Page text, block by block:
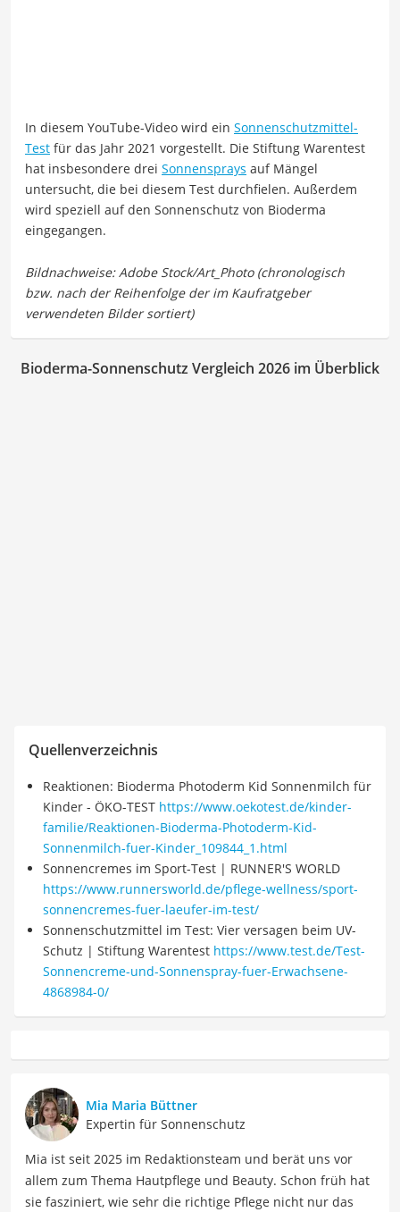
In diesem YouTube-Video wird ein Sonnenschutzmittel-
Test für das Jahr 2021 vorgestellt. Die Stiftung Warentest
hat insbesondere drei Sonnensprays auf Mängel
untersucht, die bei diesem Test durchfielen. Außerdem
wird speziell auf den Sonnenschutz von Bioderma
eingegangen.
Bioderma-Sonnenschutz Vergleich 2026 im Überblick
Quellenverzeichnis
Reaktionen: Bioderma Photoderm Kid Sonnenmilch für
Kinder - ÖKO-TEST https://www.oekotest.de/kinder-
familie/Reaktionen-Bioderma-Photoderm-Kid-
Sonnenmilch-fuer-Kinder_109844_1.html
Sonnencremes im Sport-Test | RUNNER'S WORLD
https://www.runnersworld.de/pflege-wellness/sport-
sonnencremes-fuer-laeufer-im-test/
Sonnenschutzmittel im Test: Vier versagen beim UV-
Schutz | Stiftung Warentest https://www.test.de/Test-
Sonnencreme-und-Sonnenspray-fuer-Erwachsene-
4868984-0/
Mia Maria Büttner
Expertin für Sonnenschutz
Mia ist seit 2025 im Redaktionsteam und berät uns vor
allem zum Thema Hautpflege und Beauty. Schon früh hat
sie fasziniert, wie sehr die richtige Pflege nicht nur das